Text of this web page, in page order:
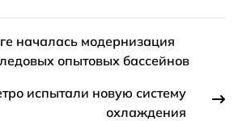
началась модернизация
опытовых бассейнов
испытали новую систему
охлаждения